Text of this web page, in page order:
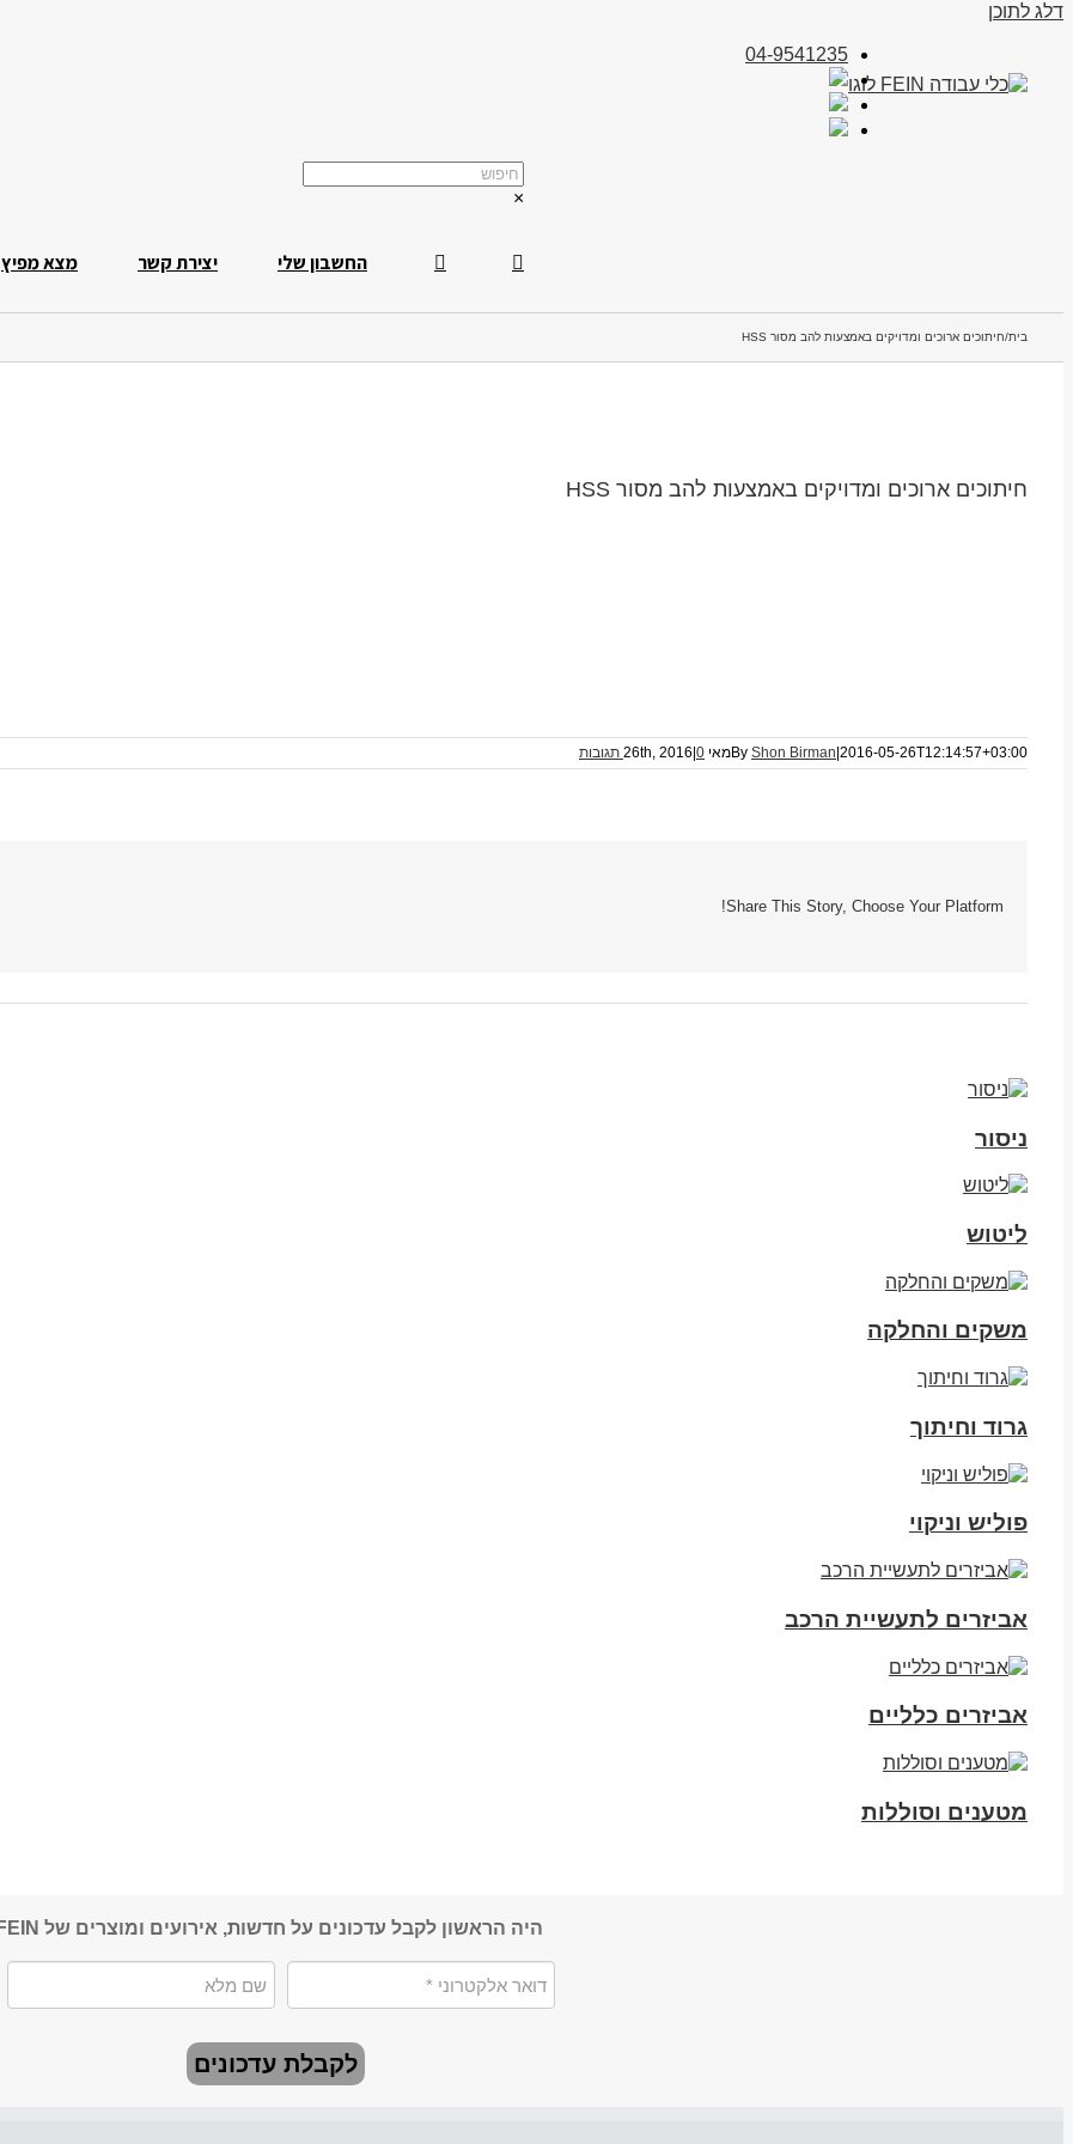
דלג לתוכן
04-9541235
×
מצא מפיץ יצירת קשר החשבון שלי
בית/חיתוכים ארוכים ומדויקים באמצעות להב מסור HSS
חיתוכים ארוכים ומדויקים באמצעות להב מסור HSS
By Shon Birman 2016-05-26T12:14:57+03:00 מאי 26th, 2016 0 תגובות
Share This Story, Choose Your Platform!
ניסור
ליטוש
משקים והחלקה
גרוד וחיתוך
פוליש וניקוי
אביזרים לתעשיית הרכב
אביזרים כלליים
מטענים וסוללות
היה הראשון לקבל עדכונים על חדשות, אירועים ומוצרים של FEIN
לקבלת עדכונים